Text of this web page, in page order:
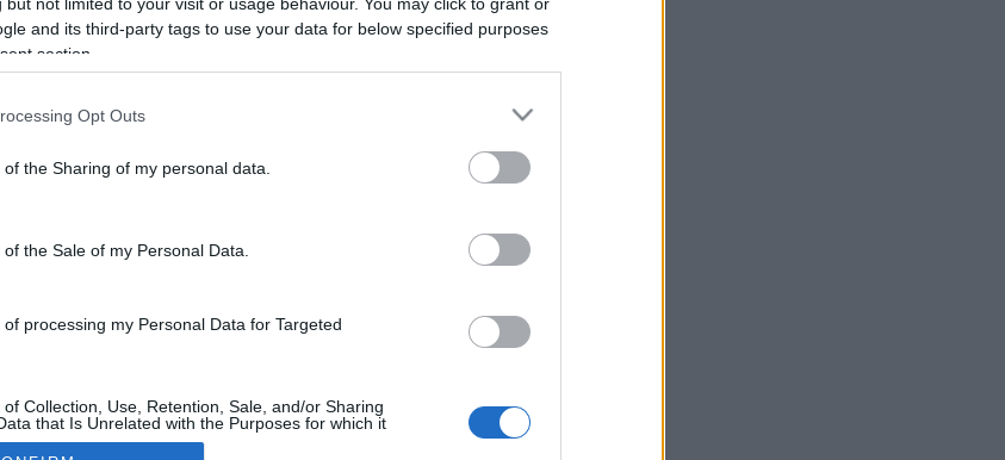
and its third-party tags to use your data for below specified purposes
section.
Opt Outs
the Sharing of my personal data.
the Sale of my Personal Data.
processing my Personal Data for Targeted
Collection, Use, Retention, Sale, and/or Sharing
that Is Unrelated with the Purposes for which it